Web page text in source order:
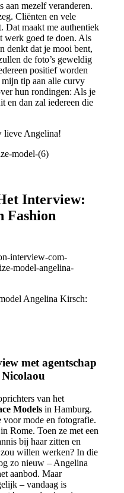
mezelf veranderen.
Cliënten en vele
Dat maakt me authentiek
werk goed te doen. Als
denkt dat je mooi bent,
de foto’s geweldig
positief worden
tip aan alle curvy
hun rondingen: Als je
en dan zal iedereen die
lieve Angelina!
Interview:
Fashion
Angelina Kirsch:
met agentschap
van het
Models in Hamburg.
mode en fotografie.
Rome. Toen ze met een
bij haar zitten en
willen werken? In die
zo nieuw – Angelina
aanbod. Maar
– vandaag is